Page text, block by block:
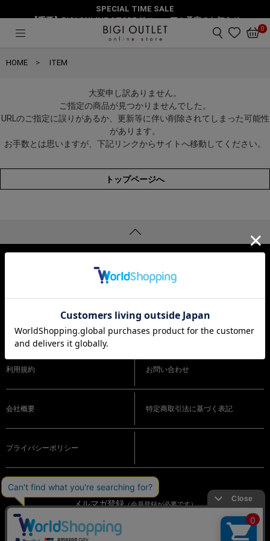
SPECIAL TIME SALE
【重要】BIGI ONLINE STORE リニューアル予定のお知らせ
0
HOME ITEM
大変申し訳ありません。
ご指定の商品が見つかりませんでした。
URLのご指定に誤りがあるか、更新等に伴い削除されてしまった可能性
があります。
お手数とは思いますが、下記リンクからサイトへ移動してください。
トップページへ
ショッピングガイド よくある質問
利用規約 お問い合わせ
会社概要 特定商取引法に基づく表記
プライバシーポリシー
メルマガ登録（会員登録が必要です）
OFFICIAL SNS